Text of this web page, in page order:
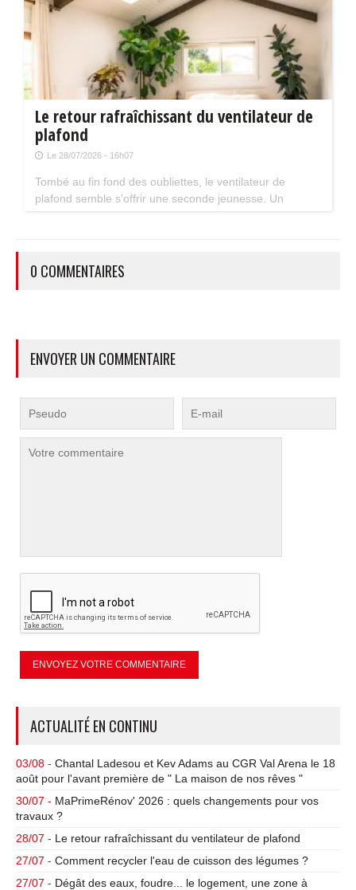
Le retour rafraîchissant du ventilateur de
plafond
Le 28/07/2026 - 16h07
Tombé au fin fond des oubliettes, le ventilateur de
plafond semble s'offrir une seconde jeunesse. Un
0 COMMENTAIRES
ENVOYER UN COMMENTAIRE
ACTUALITÉ EN CONTINU
03/08 - Chantal Ladesou et Kev Adams au CGR Val Arena le 18
août pour l'avant première de " La maison de nos rêves "
30/07 - MaPrimeRénov' 2026 : quels changements pour vos
travaux ?
28/07 - Le retour rafraîchissant du ventilateur de plafond
27/07 - Comment recycler l'eau de cuisson des légumes ?
27/07 - Dégât des eaux, foudre... le logement, une zone à